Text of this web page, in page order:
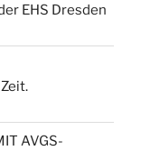
EHS Dresden
AVGS-